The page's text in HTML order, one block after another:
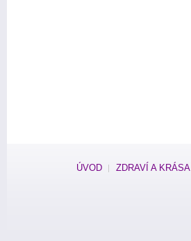
ÚVOD ZDRAVÍ A KRÁSA